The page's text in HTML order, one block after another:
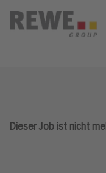
Dieser Job ist nicht